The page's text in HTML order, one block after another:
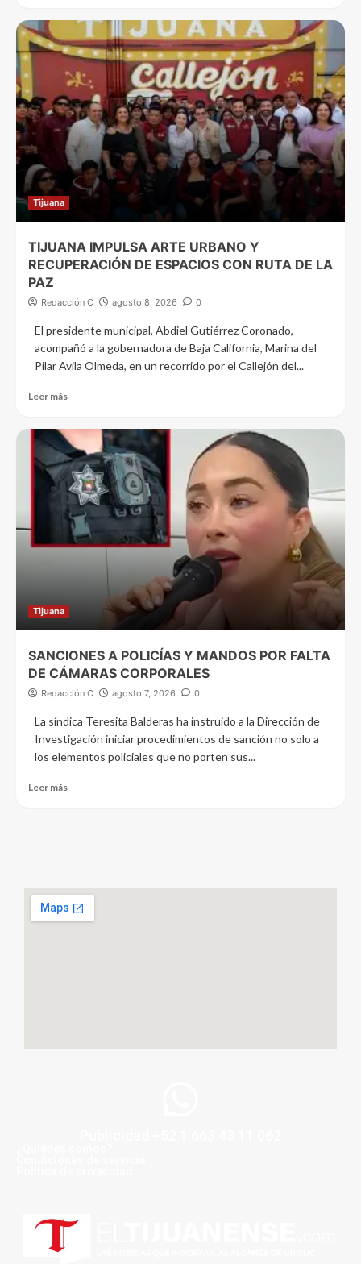
Tijuana
TIJUANA IMPULSA ARTE URBANO Y
RECUPERACIÓN DE ESPACIOS CON RUTA DE LA
PAZ
Redacción C agosto 8, 2026 0
El presidente municipal, Abdiel Gutiérrez Coronado,
acompañó a la gobernadora de Baja California, Marina del
Pilar Avila Olmeda, en un recorrido por el Callejón del...
Leer más
Tijuana
SANCIONES A POLICÍAS Y MANDOS POR FALTA
DE CÁMARAS CORPORALES
Redacción C agosto 7, 2026 0
La síndica Teresita Balderas ha instruido a la Dirección de
Investigación iniciar procedimientos de sanción no solo a
los elementos policiales que no porten sus...
Leer más